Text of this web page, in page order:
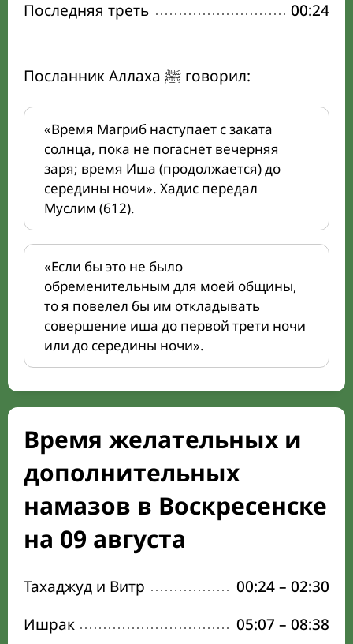
Последняя треть
00:24
Посланник Аллаха ﷺ говорил:
«Время Магриб наступает с заката
солнца, пока не погаснет вечерняя
заря; время Иша (продолжается) до
середины ночи». Хадис передал
Муслим (612).
«Если бы это не было
обременительным для моей общины,
то я повелел бы им откладывать
совершение иша до первой трети ночи
или до середины ночи».
Время желательных и
дополнительных
намазов в Воскресенске
на 09 августа
Тахаджуд и Витр 00:24– 02:30
Ишрак
05:07 – 08:38